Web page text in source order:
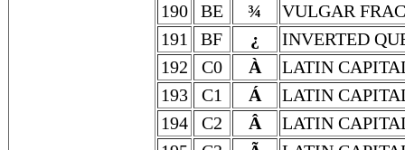
190
BE ¾
VULGAR
191
BF ¿
INVERTED
192
C0 À
LATIN
193
C1 Á
LATIN
194
C2 Â
LATIN